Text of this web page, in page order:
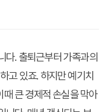
다. 출퇴근부터 가족과의
고 있죠. 하지만 예기치
큰 경제적 손실을 막아